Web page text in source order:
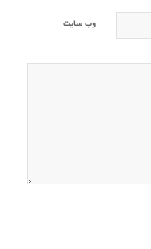
وب‌ سایت